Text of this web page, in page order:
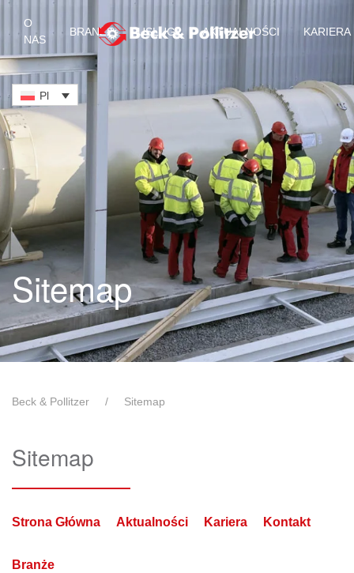
Przejdź do treści głównej
O
NAS
BRANŻE USŁUGI AKTUALNOŚCI KARIERA
Pl
Sitemap
Beck & Pollitzer Sitemap
Sitemap
Strona Główna Aktualności Kariera Kontakt
Branże